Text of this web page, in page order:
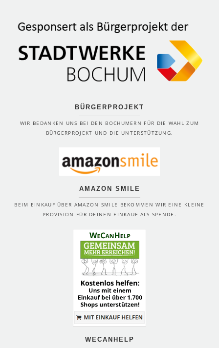
BÜRGERPROJEKT
WIR BEDANKEN UNS BEI DEN BOCHUMERN FÜR DIE WAHL ZUM
BÜRGERPROJEKT UND DIE UNTERSTÜTZUNG.
AMAZON SMILE
BEIM EINKAUF ÜBER AMAZON SMILE BEKOMMEN WIR EINE KLEINE
PROVISION FÜR DEINEN EINKAUF ALS SPENDE.
WECANHELP